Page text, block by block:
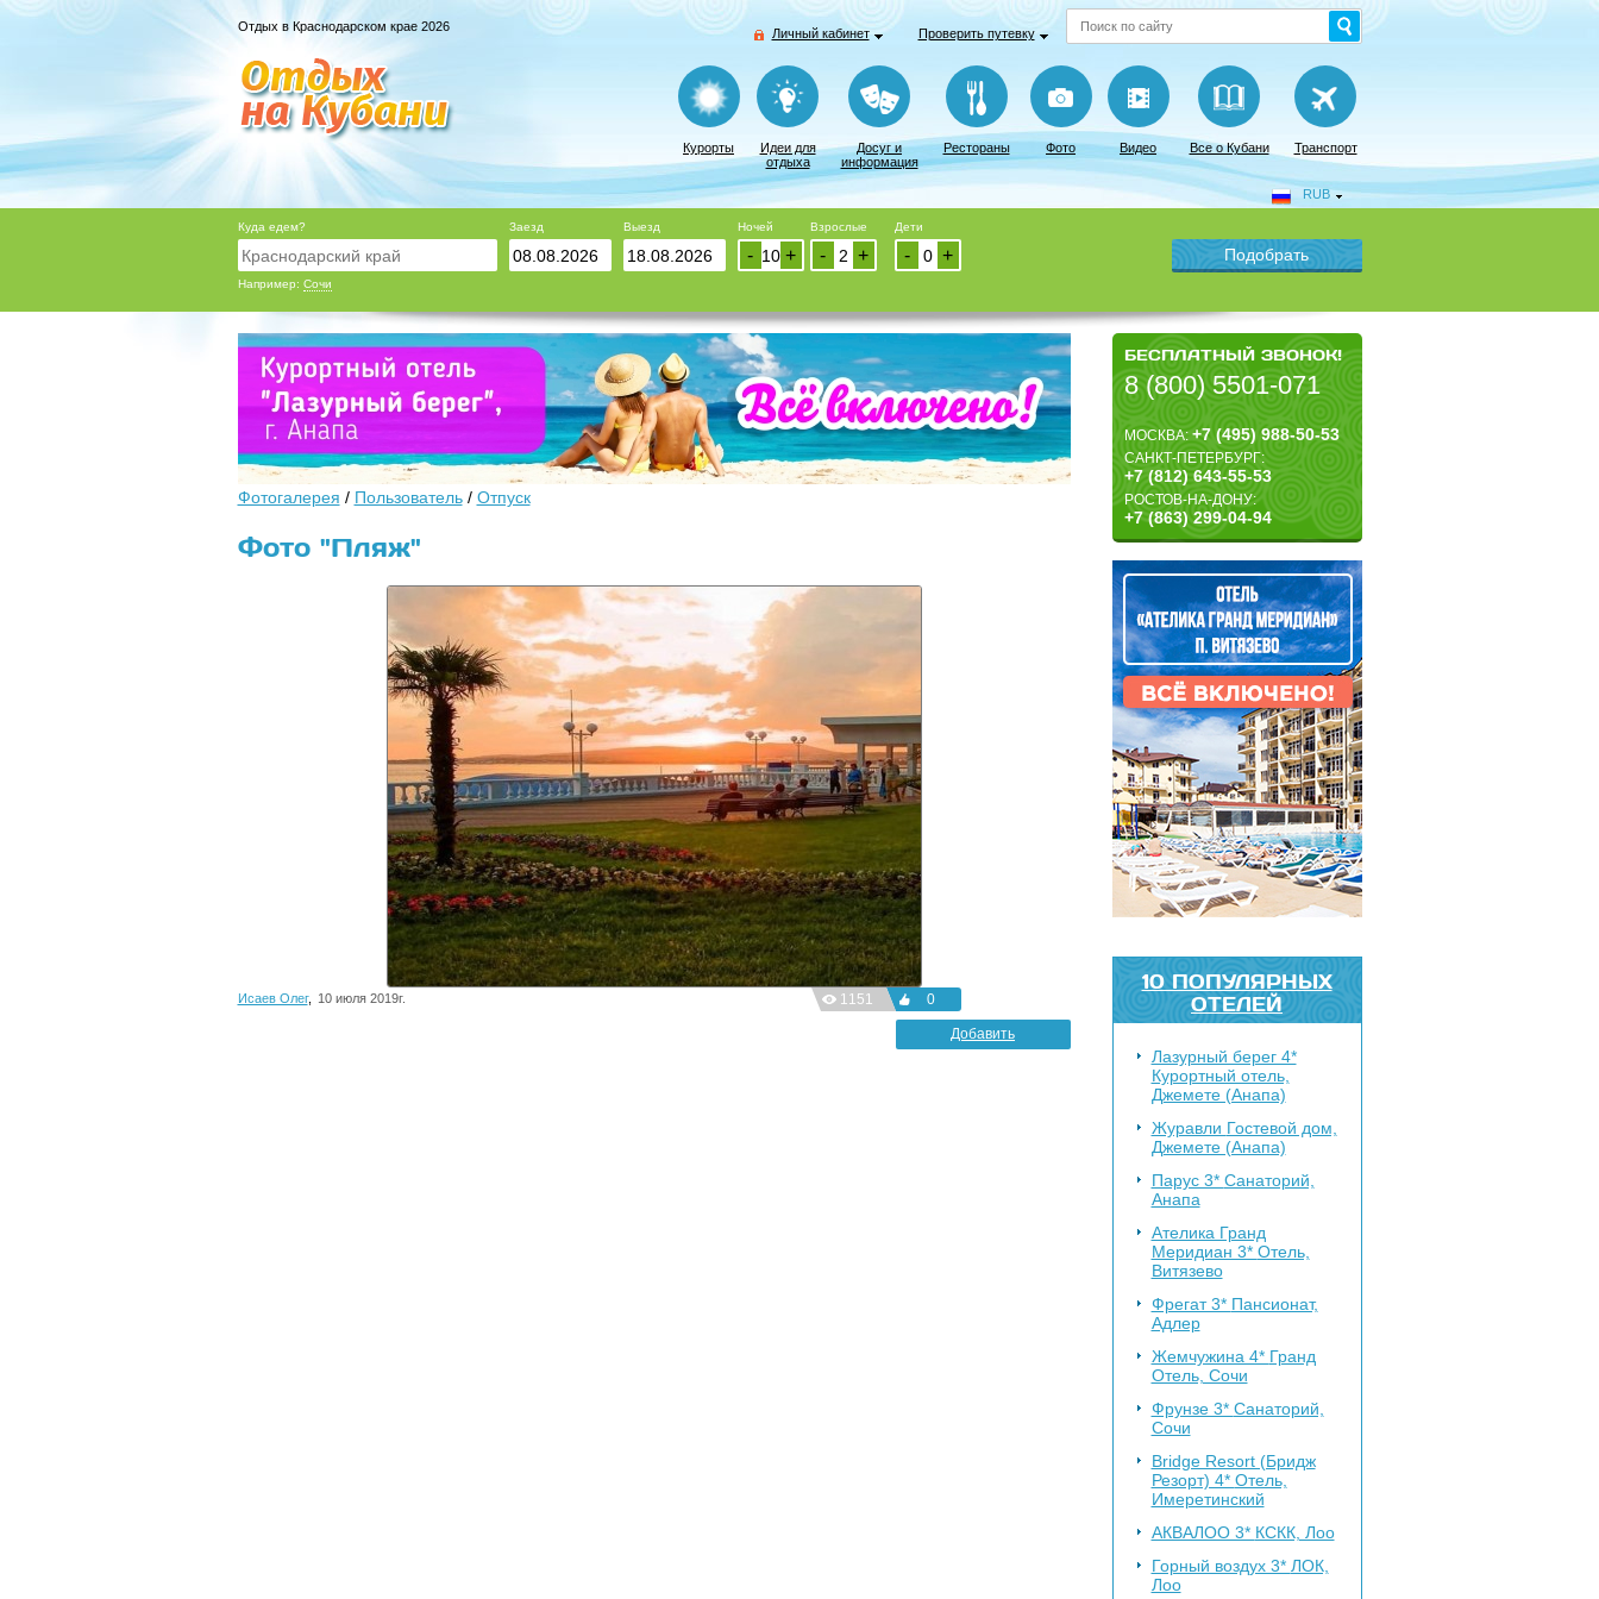
Отдых в Краснодарском крае 2026 Личный кабинет Проверить путевку
Курорты
Идеи для
отдыха
Досуг и
информация
Рестораны Фото Видео Все о Кубани Транспорт
RUB
Куда едем?
Например: Сочи
Заезд Выезд Ночей
+
-
Взрослые
+
-
Дети
+
-
БЕСПЛАТНЫЙ ЗВОНОК!
8 (800) 5501-071
МОСКВА:+7 (495) 988-50-53
САНКТ-ПЕТЕРБУРГ:
+7 (812) 643-55-53
РОСТОВ-НА-ДОНУ:
+7 (863) 299-04-94
10 ПОПУЛЯРНЫХ
ОТЕЛЕЙ
Лазурный берег 4*
Курортный отель,
Джемете (Анапа)
Журавли Гостевой дом,
Джемете (Анапа)
Парус 3* Санаторий,
Анапа
Ателика Гранд
Меридиан 3* Отель,
Витязево
Фрегат 3* Пансионат,
Адлер
Жемчужина 4* Гранд
Отель, Сочи
Фрунзе 3* Санаторий,
Сочи
Bridge Resort (Бридж
Резорт) 4* Отель,
Имеретинский
АКВАЛОО 3* КСКК, Лоо
Горный воздух 3* ЛОК,
Лоо
Фотогалерея / Пользователь/ Отпуск
Фото "Пляж"
0
1151
Исаев Олег, 10 июля 2019г.
Добавить